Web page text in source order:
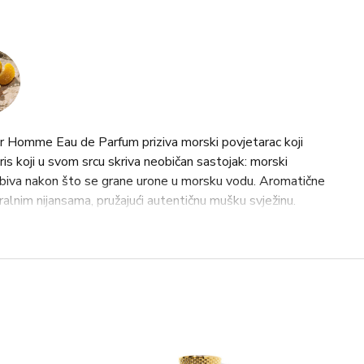
Eau de Parfum priziva morski povjetarac koji
koji u svom srcu skriva neobičan sastojak: morski
nakon što se grane urone u morsku vodu. Aromatične
nijansama, pružajući autentičnu mušku svježinu.